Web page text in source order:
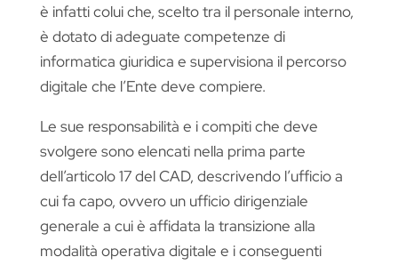
è infatti colui che, scelto tra il personale interno,
è dotato di adeguate competenze di
informatica giuridica e supervisiona il percorso
digitale che l’Ente deve compiere.
Le sue responsabilità e i compiti che deve
svolgere sono elencati nella prima parte
dell’articolo 17 del CAD, descrivendo l’ufficio a
cui fa capo, ovvero un ufficio dirigenziale
generale a cui è affidata la transizione alla
modalità operativa digitale e i conseguenti